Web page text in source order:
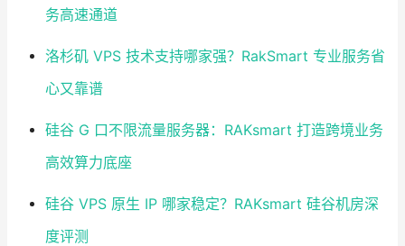
务高速通道
洛杉矶 VPS 技术支持哪家强？RakSmart 专业服务省
心又靠谱
硅谷 G 口不限流量服务器：RAKsmart 打造跨境业务
高效算力底座
硅谷 VPS 原生 IP 哪家稳定？RAKsmart 硅谷机房深
度评测